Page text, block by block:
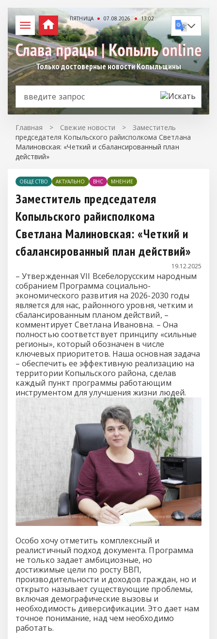
ПЯТНИЦА 07.08.2026 13:02
Только достоверные новости Копыльщины
Главная > Свежие новости >
Заместитель
председателя Копыльского райисполкома Светлана
Малиновская: «Четкий и сбалансированный план
действий»
ОБЩЕСТВО АКТУАЛЬНО ВНС МНЕНИЕ
Заместитель председателя
Копыльского райисполкома
Светлана Малиновская: «Четкий и
сбалансированный план действий»
19.12.2025
– Утвержденная VII Всебелорусским народным
собранием Программа социально-
экономического развития на 2026-2030 годы
является для нас, районного уровня, четким и
сбалансированным планом действий, –
комментирует Светлана Ивановна. – Она
полностью соответствует принципу «сильные
регионы», который обозначен в числе
ключевых приоритетов. Наша основная задача
– обеспечить ее эффективную реализацию на
территории Копыльского района, сделав
каждый пункт программы работающим
инструментом для улучшения жизни людей.
Особо хочу отметить комплексный и
реалистичный подход документа. Программа
не только задает амбициозные, но
достижимые цели по росту ВВП,
производительности и доходов граждан, но и
открыто называет существующие проблемы,
включая демографические вызовы и
необходимость диверсификации. Это дает нам
точное понимание, над чем необходимо
работать.